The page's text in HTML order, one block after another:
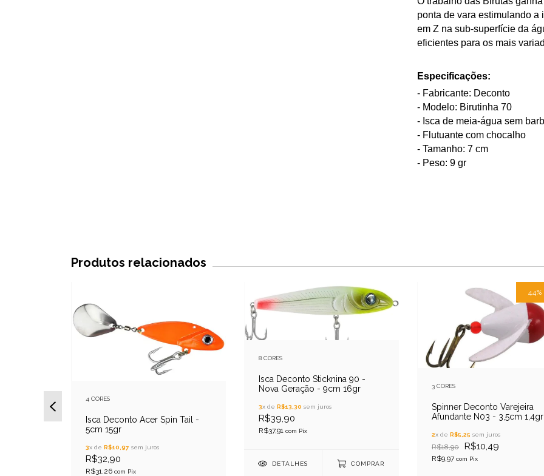
ponta de vara estimulando a
em Z na sub-superfície da
eficientes para os mais
Especificações:
- Fabricante: Deconto
- Modelo: Birutinha 70
- Isca de meia-água sem
- Flutuante com chocalho
- Tamanho: 7 cm
- Peso: 9 gr
Produtos relacionados
4 CORES
Isca Deconto Acer Spin Tail -
5cm 15gr
3x de R$10,97 sem juros
R$32,90
R$31,26 com Pix
8 CORES
Isca Deconto Sticknina 90 -
Nova Geração - 9cm 16gr
3x de R$13,30 sem juros
R$39,90
R$37,91 com Pix
DETALHES COMPRAR
44%
3 CORES
Spinner Deconto Varejeira
Afundante N03 - 3,5cm 1,4gr
2x de R$5,25 sem juros
R$18,90 R$10,49
R$9,97 com Pix